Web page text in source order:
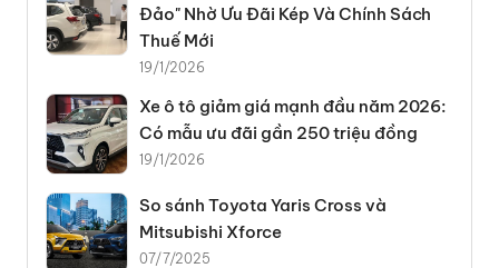
Đảo" Nhờ Ưu Đãi Kép Và Chính Sách
Thuế Mới
19/1/2026
Xe ô tô giảm giá mạnh đầu năm 2026:
Có mẫu ưu đãi gần 250 triệu đồng
19/1/2026
So sánh Toyota Yaris Cross và
Mitsubishi Xforce
07/7/2025